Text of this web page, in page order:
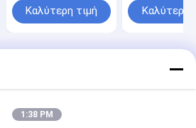
μηχανών της
διαμέτρου
Καλύτερη τιμή
μηχανή
Καλύτερη
2026 HAINING CHENGDA MACHINERY
All Rights Reserved.
1:38 PM